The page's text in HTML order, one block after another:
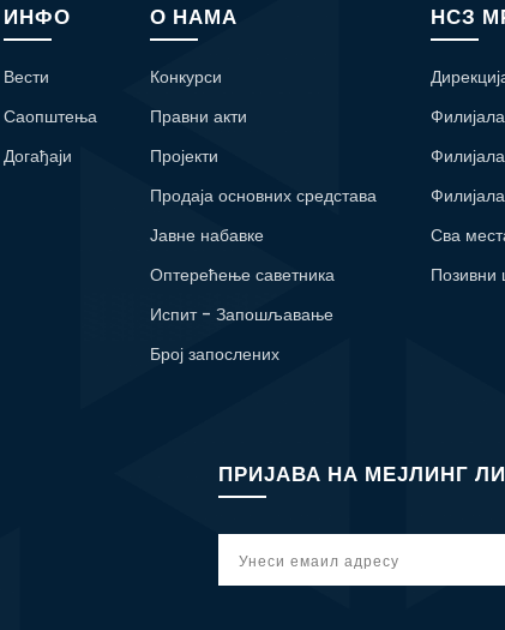
ИНФО
Вести
Саопштења
Догађаји
О НАМА
Конкурси
Правни акти
Пројекти
Продаја основних средстава
Јавне набавке
Оптерећење саветника
Испит - Запошљавање
Број запослених
НСЗ
Сва
ПРИЈАВА НА МЕЈЛИНГ